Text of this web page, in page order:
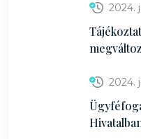
2024.
2024.